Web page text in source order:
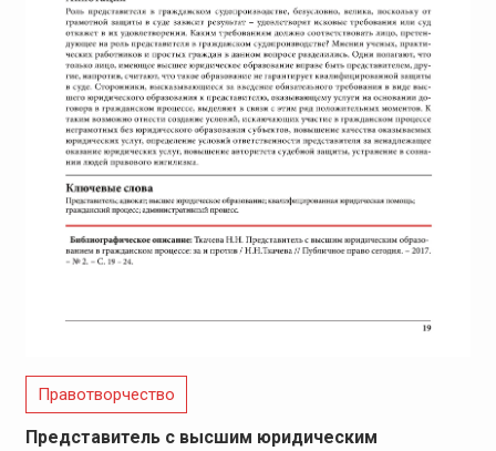
Правотворчество
Представитель с высшим юридическим